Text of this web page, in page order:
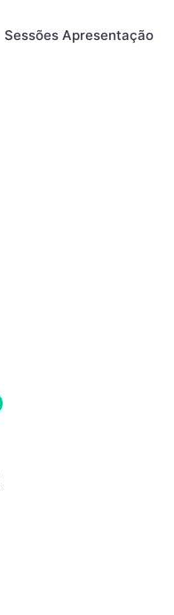
Sessões Apresentação